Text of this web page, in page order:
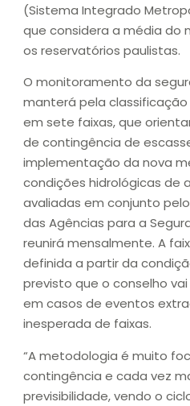
(Sistema Integrado
que considera a média do
os reservatórios paulistas.
O monitoramento da
manterá pela
em sete faixas, que
de contingência de
implementação da nova
condições hidrológicas de
avaliadas em conjunto
das Agências para a
reunirá mensalmente. A
definida a partir da
previsto que o conselho
em casos de eventos
inesperada de faixas.
“A metodologia é muito
contingência e cada vez
previsibilidade, vendo o